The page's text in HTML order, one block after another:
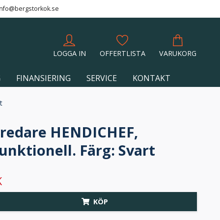
LOGGA IN OFFERTLISTA VARUKORG
FINANSIERING SERVICE KONTAKT
HENDICHEF,
Färg: Svart
KÖP